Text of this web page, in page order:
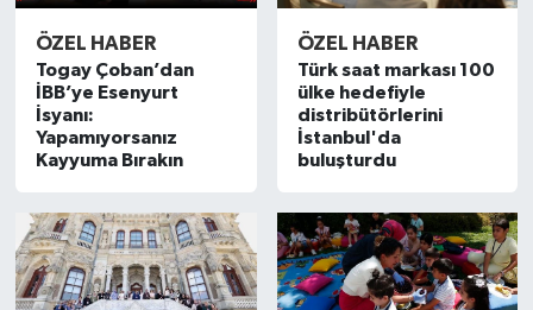
ÖZEL HABER
Togay Çoban’dan
İBB’ye Esenyurt
İsyanı:
Yapamıyorsanız
Kayyuma Bırakın
ÖZEL HABER
Türk saat markası 100
ülke hedefiyle
distribütörlerini
İstanbul'da
buluşturdu